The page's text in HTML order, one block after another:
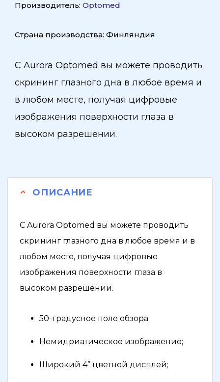
Производитель: Optomed
Страна производства: Финляндия
С Aurora Optomed вы можете проводить
скрининг глазного дна в любое время и
в любом месте, получая цифровые
изображения поверхности глаза в
высоком разрешении.
ОПИСАНИЕ
С Aurora Optomed вы можете проводить
скрининг глазного дна в любое время и в
любом месте, получая цифровые
изображения поверхности глаза в
высоком разрешении.
50-градусное поле обзора;
Немидриатическое изображение;
Широкий 4’’ цветной дисплей;